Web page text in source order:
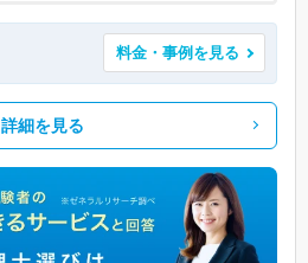
料金・事例を見る
詳細を見る